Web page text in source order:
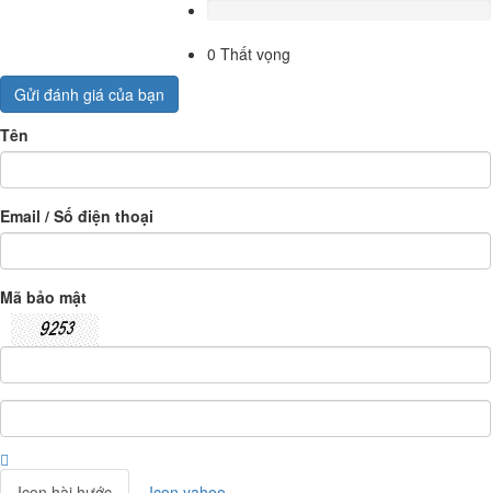
0 Thất vọng
Gửi đánh giá của bạn
Tên
Email / Số điện thoại
Mã bảo mật